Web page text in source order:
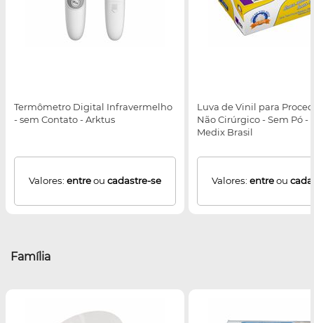
Termômetro Digital Infravermelho
- sem Contato - Arktus
Valores: entreou cadastre-se
Luva de Vinil para
Não Cirúrgico - Sem Pó -
Medix Brasil
Valores: entreou
Família